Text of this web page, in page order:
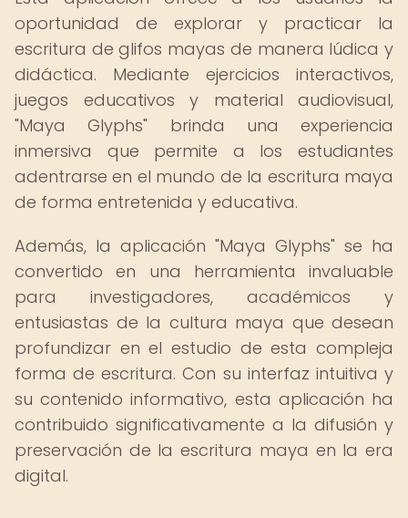
oportunidad de explorar y practicar la
escritura de glifos mayas de manera lúdica y
didáctica. Mediante ejercicios interactivos,
juegos educativos y material audiovisual,
"Maya Glyphs" brinda una experiencia
inmersiva que permite a los estudiantes
adentrarse en el mundo de la escritura maya
de forma entretenida y educativa.
Además, la aplicación "Maya Glyphs" se ha
convertido en una herramienta invaluable
para investigadores, académicos y
entusiastas de la cultura maya que desean
profundizar en el estudio de esta compleja
forma de escritura. Con su interfaz intuitiva y
su contenido informativo, esta aplicación ha
contribuido significativamente a la difusión y
preservación de la escritura maya en la era
digital.